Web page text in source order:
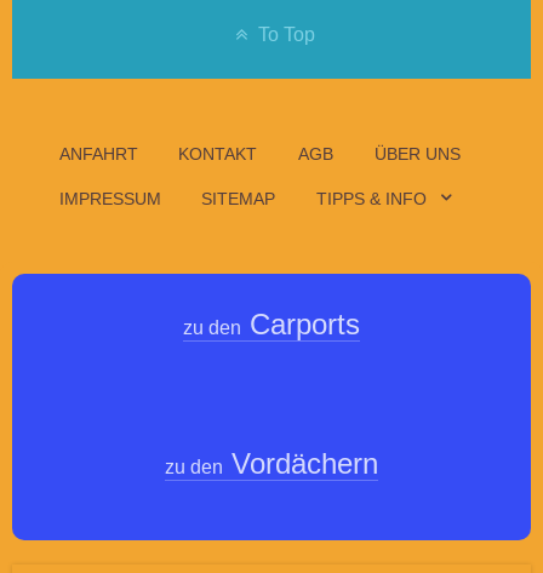
To Top
ANFAHRT KONTAKT AGB ÜBER UNS
IMPRESSUM SITEMAP TIPPS & INFO
zu den Carports
zu den Vordächern